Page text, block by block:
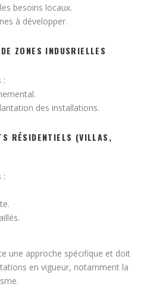
besoins locaux.
à développer.
ZONES INDUSRIELLES
:
des installations.
RÉSIDENTIELS (VILLAS,
:
une approche spécifique et doit
en vigueur, notamment la